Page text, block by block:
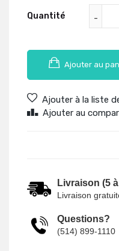
Quantité
Ajouter au
Ajouter à la liste
Ajouter au
Livraison (5
Livraison
Questions?
(514) 899-1110